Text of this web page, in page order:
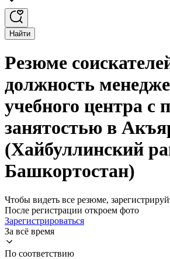
Найти
Резюме
должность
учебного центра с
занятостью в
(Хайбуллинский
Башкортостан)
Чтобы видеть все резюме,
После регистрации откроем фото
Зарегистрироваться
За всё время
По соответствию